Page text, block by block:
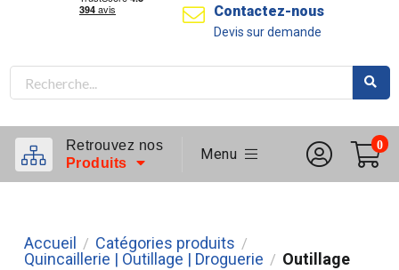
Contactez-nous
Devis sur demande
Retrouvez nos
Produits
Menu
0
Accueil / Catégories produits /
Quincaillerie | Outillage | Droguerie / Outillage